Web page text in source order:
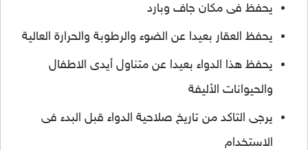
يحفظ فى مكان جاف وبارد
يحفظ العقار بعيدا عن الضوء والرطوبة والحرارة العالية
يحفظ هذا الدواء بعيدا عن متناول أيدى الاطفال
والحيوانات الأليفة
يرجى التاكد من تاريخ صلاحية الدواء قبل البدء فى
الاستخدام